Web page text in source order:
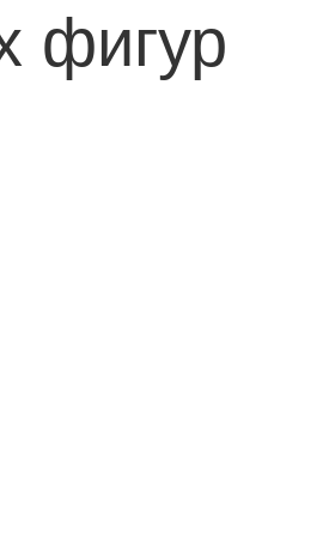
фигур